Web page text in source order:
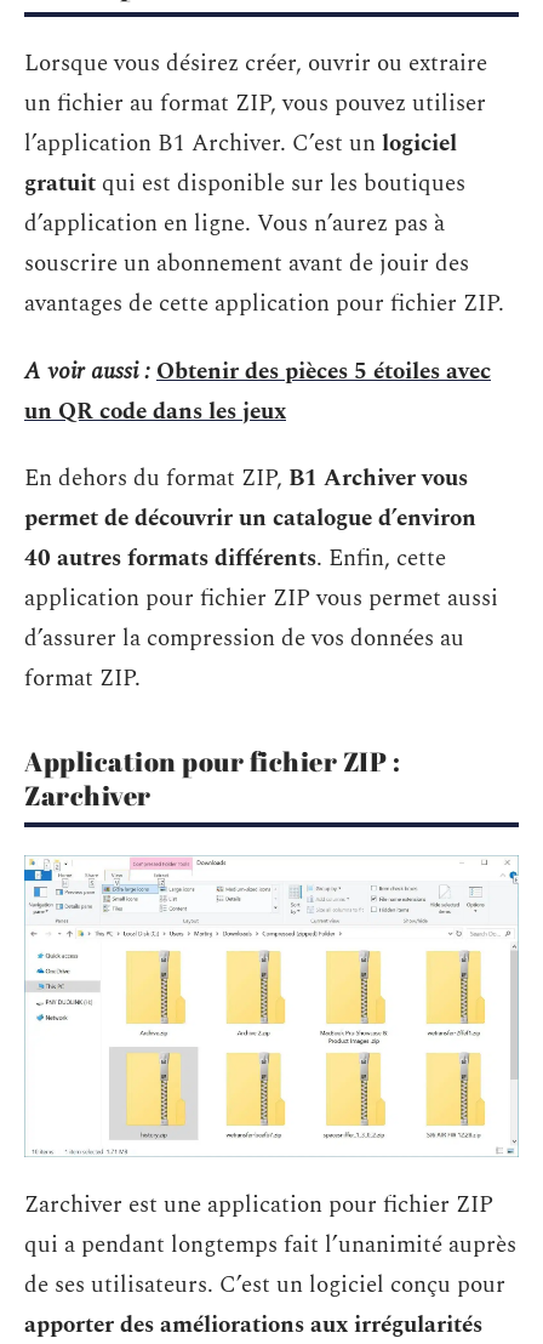
Lorsque vous désirez créer, ouvrir ou extraire
un fichier au format ZIP, vous pouvez utiliser
l’application B1 Archiver. C’est unlogiciel
gratuit qui est disponible sur les boutiques
d’application en ligne. Vous n’aurez pas à
souscrire un abonnement avant de jouir des
avantages de cette application pour fichier ZIP.
A voir aussi :Obtenir des pièces 5 étoiles avec
un QR code dans les jeux
En dehors du format ZIP, B1 Archiver vous
permet de découvrir un catalogue d’environ
40 autres formats différents. Enfin, cette
application pour fichier ZIP vous permet aussi
d’assurer la compression de vos données au
format ZIP.
Application pour fichier ZIP :
Zarchiver
Zarchiver est une application pour fichier ZIP
qui a pendant longtemps fait l’unanimité auprès
de ses utilisateurs. C’est un logiciel conçu pour
apporter des améliorations aux irrégularités